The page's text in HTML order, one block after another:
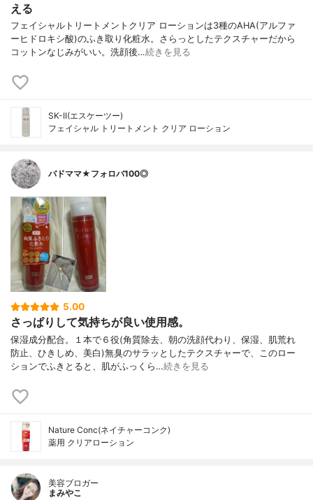
える
フェイシャルトリートメントクリア ローションは3種のAHA(アルファ
ーヒドロキシ酸)のふき取り化粧水。さらっとしたテクスチャーだから
コットンなじみがいい。洗顔後…続きを見る
SK-II(エスケーツー)
フェイシャル トリートメント クリア ローション
バドママ★フォロバ100◎
5.00
さっぱりして気持ちが良い使用感。
保湿成分配合。１本で６役(角質除去、朝の洗顔代わり、保湿、肌荒れ
防止、ひきしめ、美白)無臭のサラッとしたテクスチャーで、このロー
ションでふきとると、肌がふっくら…続きを見る
Nature Conc(ネイチャーコンク)
薬用 クリアローション
美容ブロガー
まみやこ